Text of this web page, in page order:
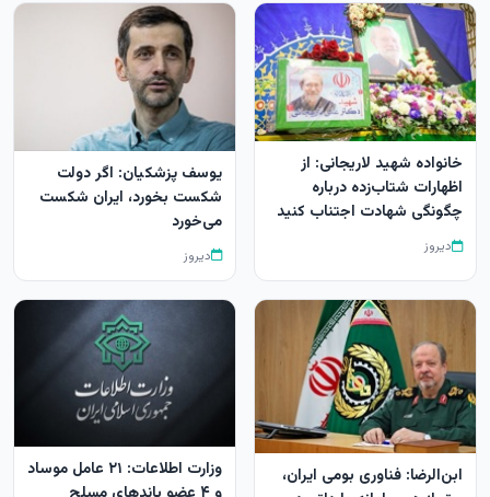
خانواده شهید لاریجانی: از
اظهارات شتاب‌زده درباره
چگونگی شهادت اجتناب کنید
دیروز
یوسف پزشکیان: اگر دولت
شکست بخورد، ایران شکست
می‌خورد
دیروز
ابن‌الرضا: فناوری بومی ایران،
وزارت اطلاعات: ۲۱ عامل موساد